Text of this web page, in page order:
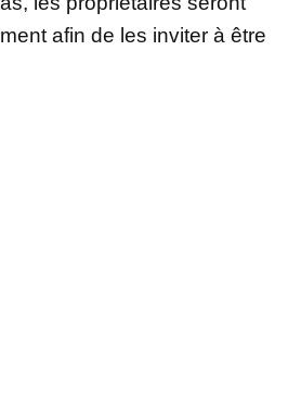
afin de les inviter à être